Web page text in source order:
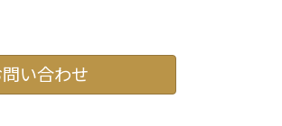
問い合わせ